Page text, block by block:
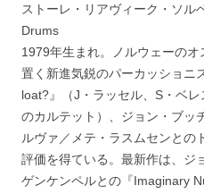
ストーレ・リアヴィーク・ソル
Drums
1979年生まれ。ノルウェーの
置く新進気鋭のパーカッショニ
loat?』（J・ラッセル、S・ベ
のカルテット）、ジョン・ブッ
ルヴァ／メテ・ラスムセンとの
評価を得ている。最新作は、ジ
ゲンケンペルとの『Imaginary